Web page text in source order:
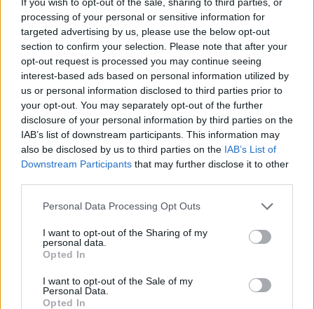
processing of your personal or sensitive information for
targeted advertising by us, please use the below opt-out
section to confirm your selection. Please note that after your
opt-out request is processed you may continue seeing
interest-based ads based on personal information utilized by
us or personal information disclosed to third parties prior to
your opt-out. You may separately opt-out of the further
disclosure of your personal information by third parties on the
IAB’s list of downstream participants. This information may
also be disclosed by us to third parties on the IAB’s List of
Downstream Participants that may further disclose it to other
Personal Data Processing Opt Outs
I want to opt-out of the Sharing of my
personal data.
Opted In
I want to opt-out of the Sale of my
Personal Data.
Opted In